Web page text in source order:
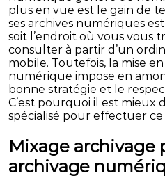
plus en vue est le gain de
ses archives numériques
soit l’endroit où vous vous
consulter à partir d’un
mobile. Toutefois, la mise
numérique impose en
bonne stratégie et le
C’est pourquoi il est mieux
spécialisé pour effectuer ce
Mixage archivage
archivage